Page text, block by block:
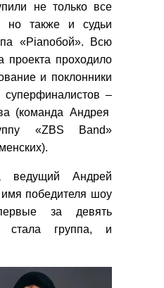
не только все
но также и судьи
«Pianoбой».
Всю
проходило
и поклонники
–
(команда Андрея
«ZBS Band»
ведущий Андрей
победителя шоу
за девять
стала группа, и